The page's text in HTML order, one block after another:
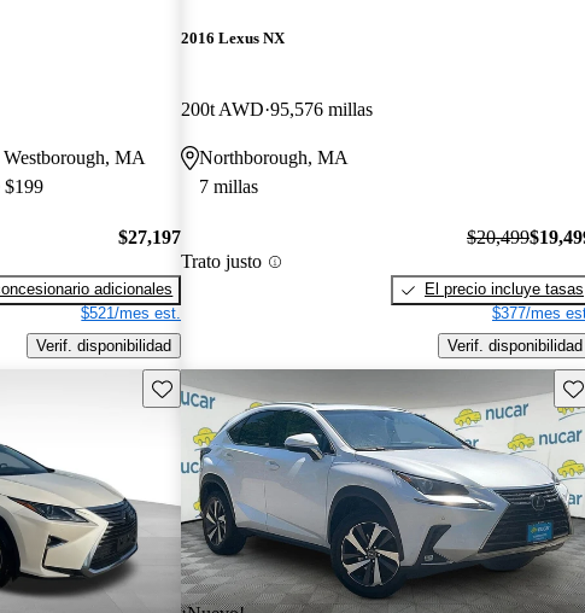
Westborough, MA
$199
$27,197
adicionales
$521/mes est.
Verif. disponibilidad
2016 Lexus NX
200t AWD 95,576 millas
Northborough, MA
7 millas
Trato justo
$20,499
El precio incluye tasas
$377/mes
Verif. disponibilidad
Guarda este Aviso